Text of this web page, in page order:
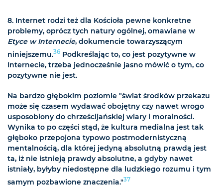
8. Internet rodzi też dla Kościoła pewne konkretne
problemy, oprócz tych natury ogólnej, omawiane w
Etyce w Internecie, dokumencie towarzyszącym
niniejszemu.36 Podkreślając to, co jest pozytywne w
Internecie, trzeba jednocześnie jasno mówić o tym, co
pozytywne nie jest.
Na bardzo głębokim poziomie "świat środków przekazu
może się czasem wydawać obojętny czy nawet wrogo
usposobiony do chrześcijańskiej wiary i moralności.
Wynika to po części stąd, że kultura medialna jest tak
głęboko przepojona typowo postmodernistyczną
mentalnością, dla której jedyną absolutną prawdą jest
ta, iż nie istnieją prawdy absolutne, a gdyby nawet
istniały, byłyby niedostępne dla ludzkiego rozumu i tym
samym pozbawione znaczenia."37